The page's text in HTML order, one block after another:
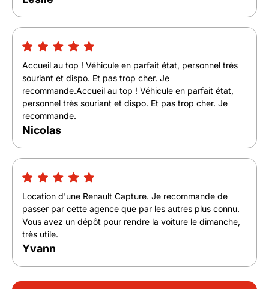
Accueil au top ! Véhicule en parfait état, personnel très
souriant et dispo. Et pas trop cher. Je
recommande.Accueil au top ! Véhicule en parfait état,
personnel très souriant et dispo. Et pas trop cher. Je
recommande.
Nicolas
Location d'une Renault Capture. Je recommande de
passer par cette agence que par les autres plus connu.
Vous avez un dépôt pour rendre la voiture le dimanche,
très utile.
Yvann